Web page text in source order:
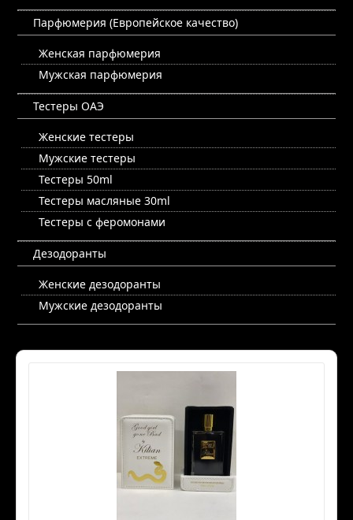
Парфюмерия (Европейское качество)
Женская парфюмерия
Мужская парфюмерия
Тестеры ОАЭ
Женские тестеры
Мужские тестеры
Тестеры 50ml
Тестеры масляные 30ml
Тестеры с феромонами
Дезодоранты
Женские дезодоранты
Мужские дезодоранты